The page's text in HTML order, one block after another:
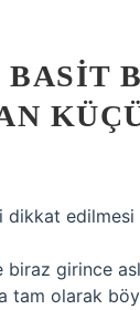
BASIT
dikkat
biraz girince
tam olarak